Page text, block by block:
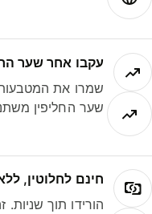
עקבו אחר שער
שמרו את המטבעות
שער החליפין
חינם לחלוטין, ללא
הורידו תוך שניות.